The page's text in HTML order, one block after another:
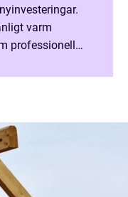
varm
professionell